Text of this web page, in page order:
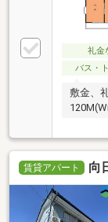
礼金
バス・
敷金、
賃貸アパート 向